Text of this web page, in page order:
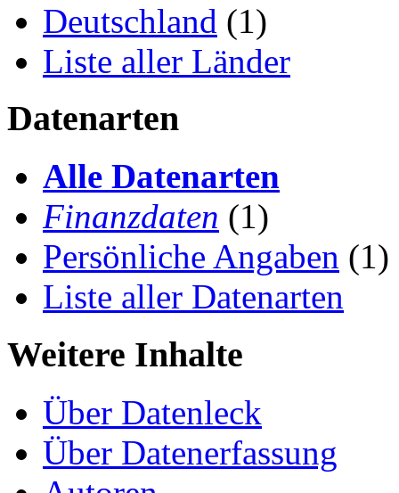
Deutschland (1)
Liste aller Länder
Datenarten
Alle Datenarten
Finanzdaten (1)
Persönliche Angaben (1)
Liste aller Datenarten
Weitere Inhalte
Über Datenleck
Über Datenerfassung